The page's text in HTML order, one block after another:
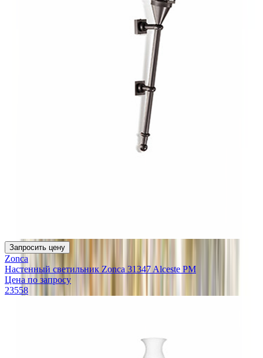
Запросить цену
Zonca
Настенный светильник Zonca 31347 Alceste PM
Цена по запросу
23558